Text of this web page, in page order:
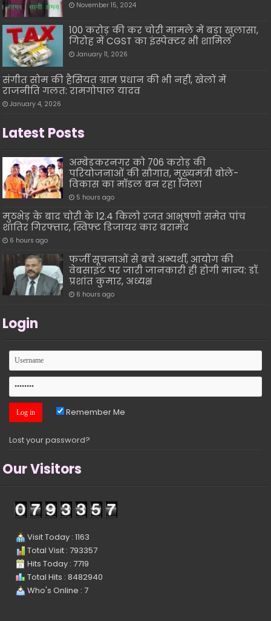
November 15, 2024
100 करोड़ की कर चोरी मामले में बड़ा खुलासा,
गिरोह में CGST का इंस्पेक्टर भी शामिल
January 11, 2026
संगीत सोम की हैसियत ग्राम प्रधान की भी नहीं, खेलों में
राजनीति गलत: रामगोपाल यादव
January 4, 2026
Latest Posts
अम्बेडकरनगर को 706 करोड़ की
परियोजनाओं की सौगात, मुख्यमंत्री बोले-
विकास का मॉडल बन रहा जिला
5 hours ago
मुठभेड़ के बाद चोरी के 12.4 किलो रजत आभूषणों समेत पांच
शातिर गिरफ्तार, स्विफ्ट डिजायर कार बरामद
6 hours ago
फर्जी सूचनाओं से बचें अभ्यर्थी, आयोग की
वेबसाइट पर जारी जानकारी ही होगी मान्य: डॉ.
प्रशांत कुमार, अध्यक्ष
6 hours ago
Login
Remember Me
Lost your password?
Our Visitors
Visit Today : 1163
Total Visit : 793357
Hits Today : 7719
Total Hits : 8482940
Who's Online : 7